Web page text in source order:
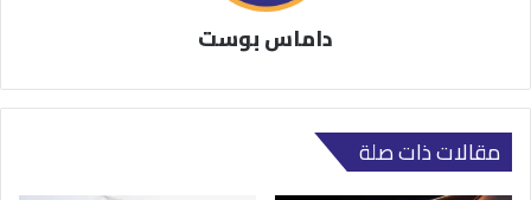
داماس بوست
مقالات ذات صلة